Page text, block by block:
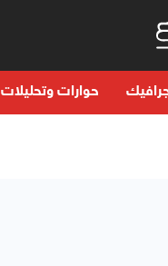
حوارات وتحليلات